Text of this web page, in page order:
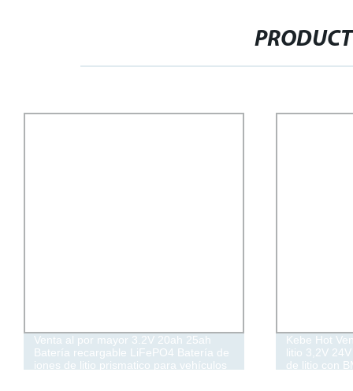
Venta al por mayor 3.2V 20ah 25ah
Batería recargable LiFePO4 Batería de
iones de litio prismatico para vehículos
Kebe Hot
litio 3,2V
de litio con